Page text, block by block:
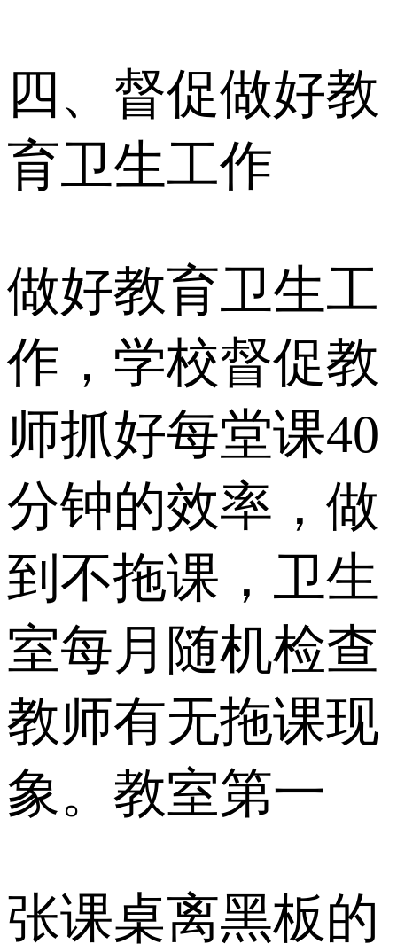
四、督促做好教
育卫生工作
做好教育卫生工
作，学校督促教
师抓好每堂课40
分钟的效率，做
到不拖课，卫生
室每月随机检查
教师有无拖课现
象。教室第一
张课桌离黑板的